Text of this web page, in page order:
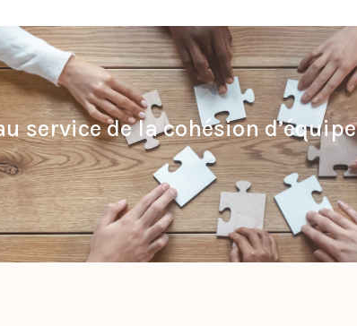
service de la cohésion d’équipe